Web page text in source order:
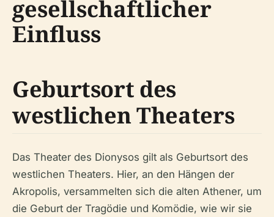
gesellschaftlicher
Einfluss
Geburtsort des
westlichen Theaters
Das Theater des Dionysos gilt als Geburtsort des
westlichen Theaters. Hier, an den Hängen der
Akropolis, versammelten sich die alten Athener, um
die Geburt der Tragödie und Komödie, wie wir sie